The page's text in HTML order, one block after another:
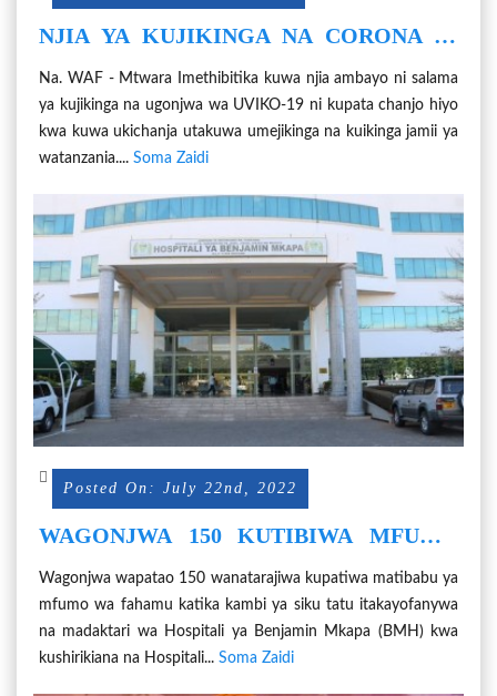
NJIA YA KUJIKINGA NA CORONA NI
Na. WAF - Mtwara Imethibitika kuwa njia ambayo ni salama
ya kujikinga na ugonjwa wa UVIKO-19 ni kupata chanjo hiyo
kwa kuwa ukichanja utakuwa umejikinga na kuikinga jamii ya
watanzania.... Soma Zaidi
Posted On: July 22nd, 2022
WAGONJWA 150 KUTIBIWA MFUMO
KAMBI YA BMH
Wagonjwa wapatao 150 wanatarajiwa kupatiwa matibabu ya
mfumo wa fahamu katika kambi ya siku tatu itakayofanywa
na madaktari wa Hospitali ya Benjamin Mkapa (BMH) kwa
kushirikiana na Hospitali... Soma Zaidi